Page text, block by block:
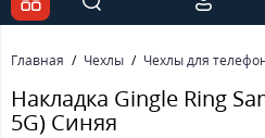
Главная Чехлы Чехлы для
Накладка Gingle Ring
5G) Синяя